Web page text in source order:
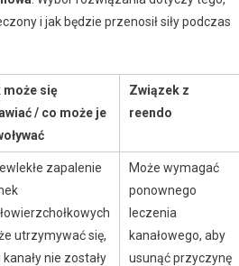
i jak będzie przenosił siły podczas
może się
/ co może je
Związek z
reendo
zapalenie
utrzymywać się,
kanały nie zostały
Może wymagać
ponownego
leczenia
kanałowego, aby
usunąć przyczynę